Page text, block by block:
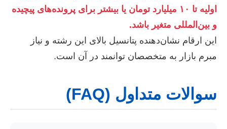
اولیه تا ۱۰ میلیارد تومان یا بیشتر برای پرونده‌های پیچیده
و بین‌المللی متغیر باشد.
این ارقام نشان‌دهنده پتانسیل بالای این رشته و نیاز
مبرم بازار به متخصصان توانمند در آن است.
سوالات متداول (FAQ)